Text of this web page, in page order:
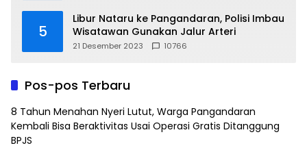
5
Libur Nataru ke Pangandaran, Polisi Imbau
Wisatawan Gunakan Jalur Arteri
21 Desember 2023 10766
Pos-pos Terbaru
8 Tahun Menahan Nyeri Lutut, Warga Pangandaran
Kembali Bisa Beraktivitas Usai Operasi Gratis Ditanggung
BPJS